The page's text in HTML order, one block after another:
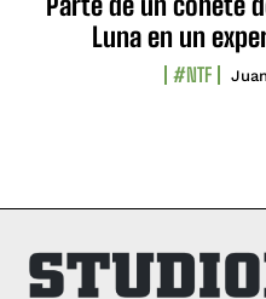
Luna en un
#NTF